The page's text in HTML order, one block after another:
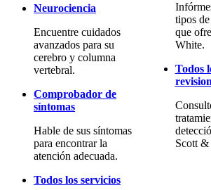
Neurociencia
Encuentre cuidados
avanzados para su
cerebro y columna
vertebral.
Comprobador de
síntomas
Hable de sus síntomas
para encontrar la
atención adecuada.
Todos los servicios
tipos
que
White.
Todos
Scott